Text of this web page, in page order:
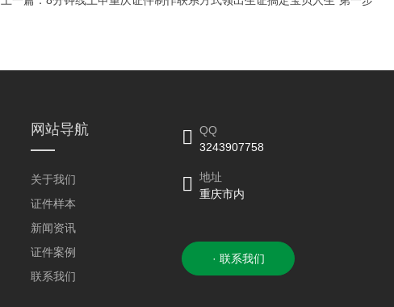
网站导航
关于我们
证件样本
新闻资讯
证件案例
联系我们
QQ
3243907758
地址
重庆市内
· 联系我们